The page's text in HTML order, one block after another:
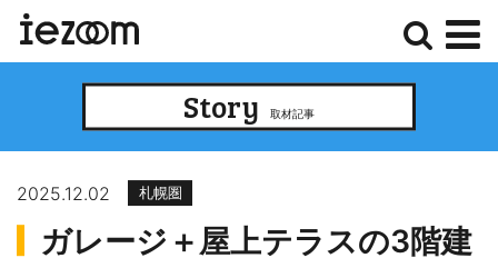
ュ
Story 取材記事
2025.12.02 札幌圏
ガレージ＋屋上テラスの3階建